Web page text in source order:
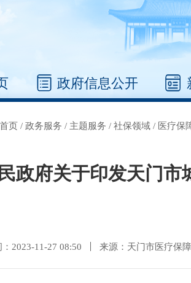
政府信息公开
首页 / 政务服务 / 主题服务 / 社保领域 / 医疗保
政府关于印发天门市
2023-11-27 08:50 来源：天门市医疗保